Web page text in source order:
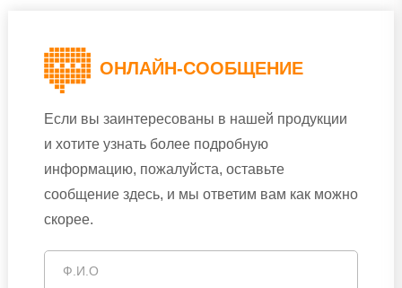
ОНЛАЙН-СООБЩЕНИЕ
Если вы заинтересованы в нашей продукции
и хотите узнать более подробную
информацию, пожалуйста, оставьте
сообщение здесь, и мы ответим вам как можно
скорее.